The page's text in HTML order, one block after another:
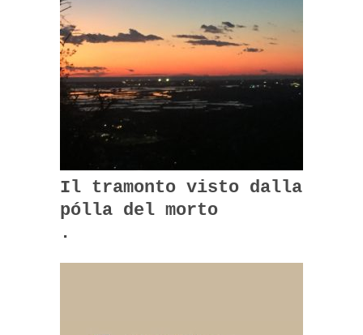
Il tramonto visto dalla
pólla del morto
.